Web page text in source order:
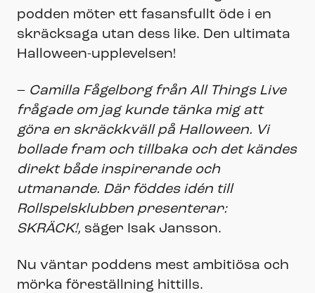
podden möter ett fasansfullt öde i en
skräcksaga utan dess like. Den ultimata
Halloween-upplevelsen!
– Camilla Fågelborg från All Things Live
frågade om jag kunde tänka mig att
göra en skräckkväll på Halloween. Vi
bollade fram och tillbaka och det kändes
direkt både inspirerande och
utmanande. Där föddes idén till
Rollspelsklubben presenterar:
SKRÄCK!, säger Isak Jansson.
Nu väntar poddens mest ambitiösa och
mörka föreställning hittills.